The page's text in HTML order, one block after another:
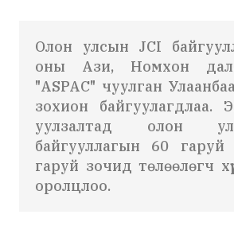
Олон улсын JCI
оны Ази, Номхон
"ASPAC" чуулган
зохион байгуулагдлаа.
уулзалтад олон
байгууллагын 60
гаруй зочид төлөөлөгч
оролцлоо.